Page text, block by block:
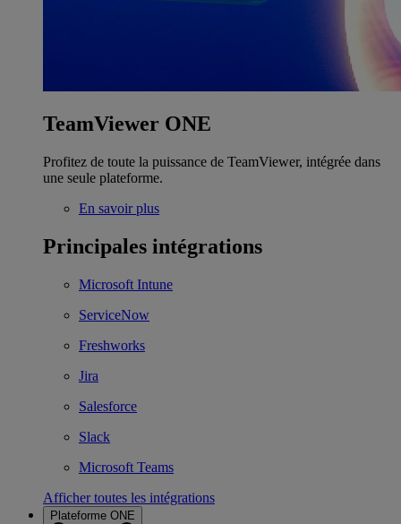
TeamViewer ONE
Profitez de toute la puissance de TeamViewer, intégrée dans
une seule plateforme.
En savoir plus
Principales intégrations
Microsoft Intune
ServiceNow
Freshworks
Jira
Salesforce
Slack
Microsoft Teams
Afficher toutes les intégrations
Plateforme ONE